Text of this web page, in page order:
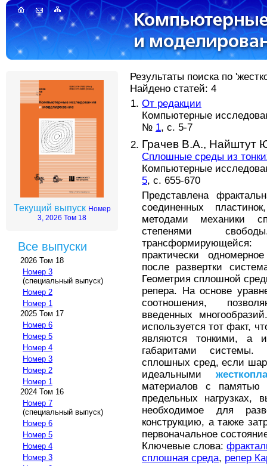
Текущий выпуск Номер
3, 2026 Том 18
Все выпуски
2026 Том 18
Номер 3
(специальный выпуск)
Номер 2
Номер 1
2025 Том 17
Номер 6
Номер 5
Номер 4
Номер 3
Номер 2
Номер 1
2024 Том 16
Номер 7
(специальный выпуск)
Номер 6
Номер 5
Номер 4
Номер 3
Результаты поиска по
Найдено статей: 4
От редакции
Компьютерные
№ 1, с. 5-7
Грачев В.А., Найштут
Сплошные среды из
Компьютерные
5, с. 655-670
Представлена
соединенных
методами механики
степенями
практически
после развертки
Геометрия сплошной
репера. На основе
соотношения,
введенных
используется тот факт,
являются тонкими, а
габаритами системы.
сплошных сред, если
идеальными
материалов с
предельных нагрузках,
необходимое для
конструкцию, а также
первоначальное
Ключевые слова:
сплошная среда, репер